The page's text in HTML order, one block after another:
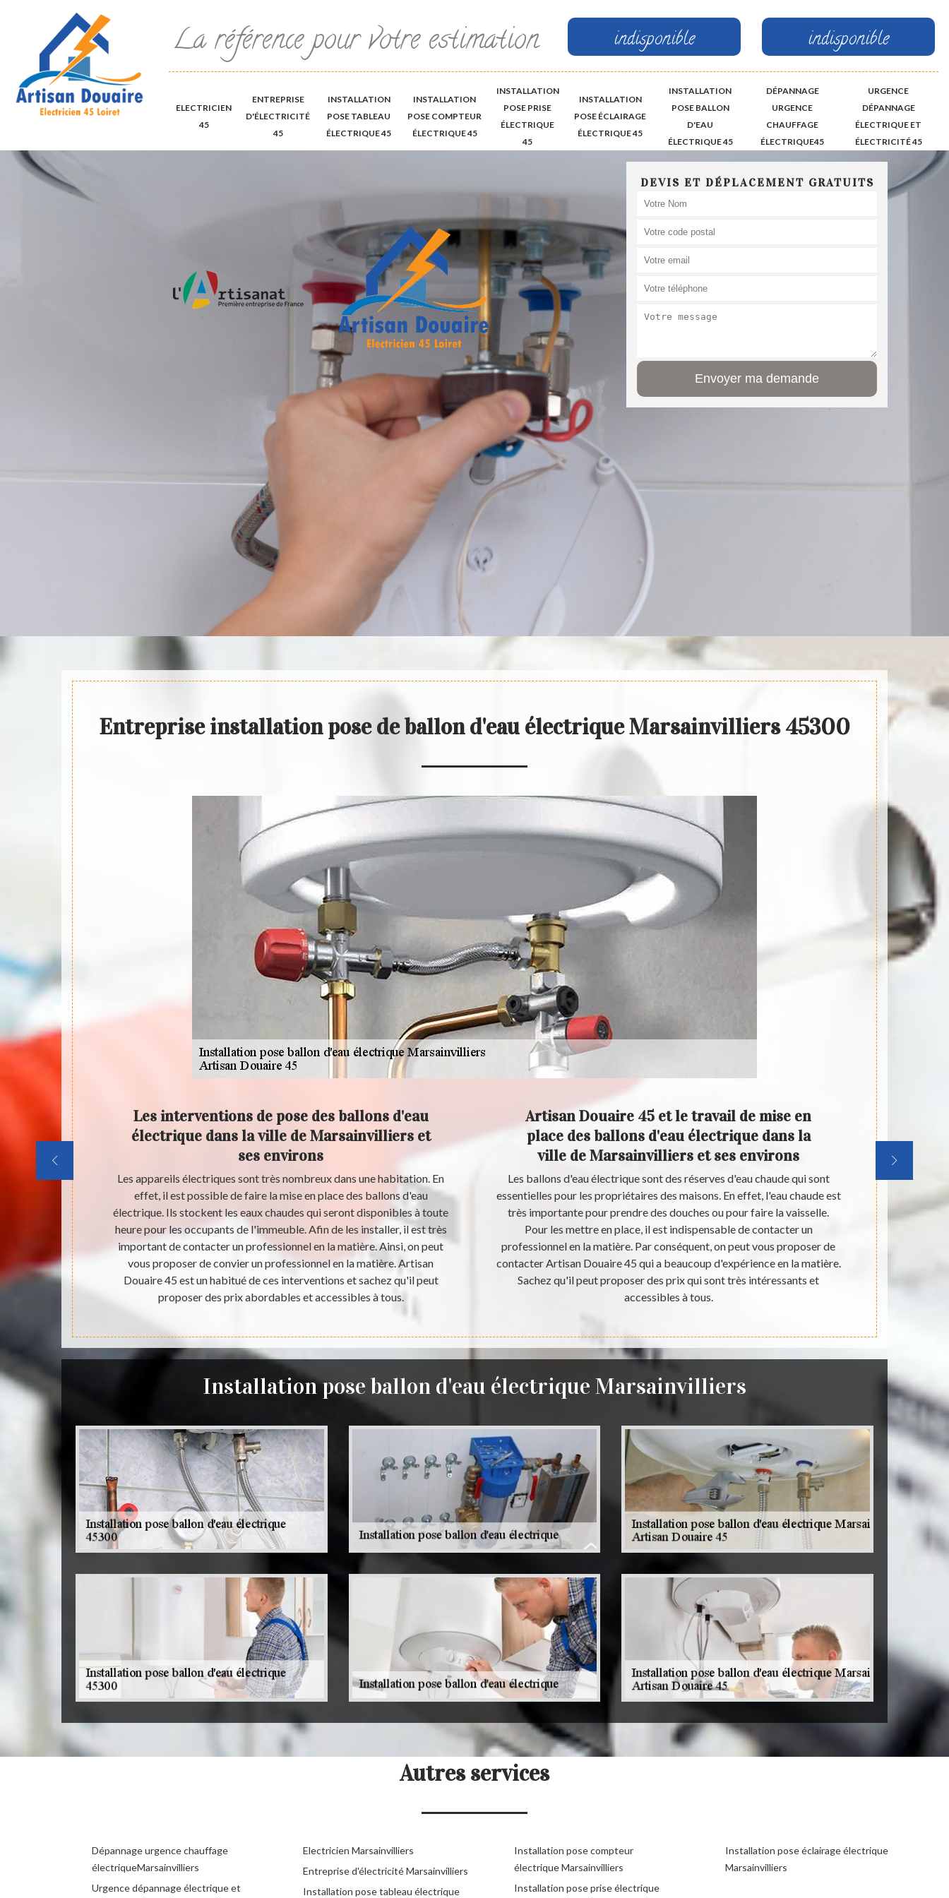
La référence pour votre estimation indisponible indisponible
ELECTRICIEN
45
ENTREPRISE
D'ÉLECTRICITÉ
45
INSTALLATION
POSE TABLEAU
ÉLECTRIQUE 45
INSTALLATION
POSE COMPTEUR
ÉLECTRIQUE 45
INSTALLATION
POSE PRISE
ÉLECTRIQUE
45
INSTALLATION
POSE ÉCLAIRAGE
ÉLECTRIQUE 45
INSTALLATION
POSE BALLON
D'EAU
ÉLECTRIQUE 45
DÉPANNAGE
URGENCE
CHAUFFAGE
ÉLECTRIQUE45
URGENCE
DÉPANNAGE
ÉLECTRIQUE ET
ÉLECTRICITÉ 45
DEVIS ET DÉPLACEMENT GRATUITS
Entreprise installation pose de ballon d'eau électrique Marsainvilliers 45300
difficiles. En
gratuit
veuillez le
Les interventions de pose des ballons d'eau
électrique dans la ville de Marsainvilliers et
ses environs
Les appareils électriques sont très nombreux dans une habitation. En
effet, il est possible de faire la mise en place des ballons d'eau
électrique. Ils stockent les eaux chaudes qui seront disponibles à toute
heure pour les occupants de l'immeuble. Afin de les installer, il est très
important de contacter un professionnel en la matière. Ainsi, on peut
vous proposer de convier un professionnel en la matière. Artisan
Douaire 45 est un habitué de ces interventions et sachez qu'il peut
proposer des prix abordables et accessibles à tous.
Artisan Douaire 45 et le travail de mise en
place des ballons d'eau électrique dans la
ville de Marsainvilliers et ses environs
Les ballons d'eau électrique sont des réserves d'eau chaude qui sont
essentielles pour les propriétaires des maisons. En effet, l'eau chaude est
très importante pour prendre des douches ou pour faire la vaisselle.
Pour les mettre en place, il est indispensable de contacter un
professionnel en la matière. Par conséquent, on peut vous proposer de
contacter Artisan Douaire 45 qui a beaucoup d'expérience en la matière.
Sachez qu'il peut proposer des prix qui sont très intéressants et
accessibles à tous.
Des
effet, il est
Pour
Installation pose ballon d'eau électrique Marsainvilliers
Autres services
Dépannage urgence chauffage
électriqueMarsainvilliers
Urgence dépannage électrique et
Electricien Marsainvilliers
Entreprise d'électricité Marsainvilliers
Installation pose tableau électrique
Installation pose compteur
électrique Marsainvilliers
Installation pose prise électrique
Installation pose éclairage électrique
Marsainvilliers